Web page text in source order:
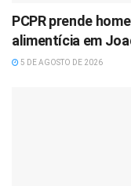
PCPR prende
alimentícia em
5 DE AGOSTO DE 2026